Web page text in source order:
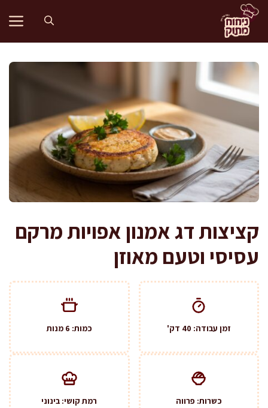
לדלג
לתוכן
קציצות דג אמנון אפויות מרקם
עסיסי וטעם מאוזן
זמן עבודה: 40 דק' כמות: 6 מנות
כשרות: פרווה רמת קושי: בינוני